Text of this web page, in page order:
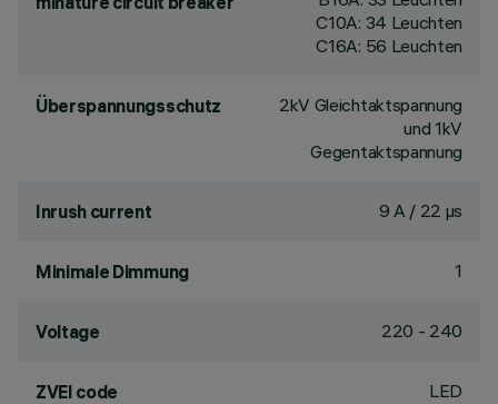
C10A: 34 Leuchten
C16A: 56 Leuchten
Überspannungsschutz
2kV Gleichtaktspannung
und 1kV
Gegentaktspannung
Inrush current 9 A / 22 µs
Minimale Dimmung 1
Voltage 220 - 240
ZVEI code LED